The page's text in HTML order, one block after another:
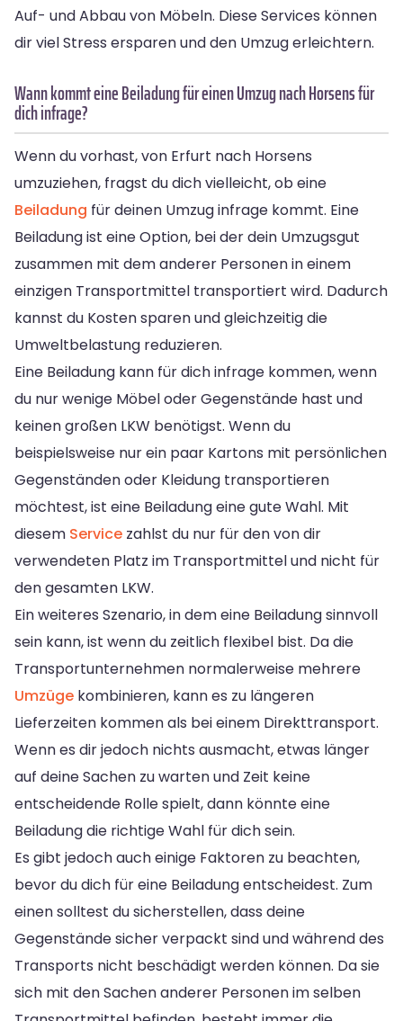
Auf- und Abbau von Möbeln. Diese Services können
dir viel Stress ersparen und den Umzug erleichtern.
Wann kommt eine Beiladung für einen Umzug nach Horsens für
dich infrage?
Wenn du vorhast, von Erfurt nach Horsens
umzuziehen, fragst du dich vielleicht, ob eine
Beiladung für deinen Umzug infrage kommt. Eine
Beiladung ist eine Option, bei der dein Umzugsgut
zusammen mit dem anderer Personen in einem
einzigen Transportmittel transportiert wird. Dadurch
kannst du Kosten sparen und gleichzeitig die
Umweltbelastung reduzieren.
Eine Beiladung kann für dich infrage kommen, wenn
du nur wenige Möbel oder Gegenstände hast und
keinen großen LKW benötigst. Wenn du
beispielsweise nur ein paar Kartons mit persönlichen
Gegenständen oder Kleidung transportieren
möchtest, ist eine Beiladung eine gute Wahl. Mit
diesem Service zahlst du nur für den von dir
verwendeten Platz im Transportmittel und nicht für
den gesamten LKW.
Ein weiteres Szenario, in dem eine Beiladung sinnvoll
sein kann, ist wenn du zeitlich flexibel bist. Da die
Transportunternehmen normalerweise mehrere
Umzüge kombinieren, kann es zu längeren
Lieferzeiten kommen als bei einem Direkttransport.
Wenn es dir jedoch nichts ausmacht, etwas länger
auf deine Sachen zu warten und Zeit keine
entscheidende Rolle spielt, dann könnte eine
Beiladung die richtige Wahl für dich sein.
Es gibt jedoch auch einige Faktoren zu beachten,
bevor du dich für eine Beiladung entscheidest. Zum
einen solltest du sicherstellen, dass deine
Gegenstände sicher verpackt sind und während des
Transports nicht beschädigt werden können. Da sie
sich mit den Sachen anderer Personen im selben